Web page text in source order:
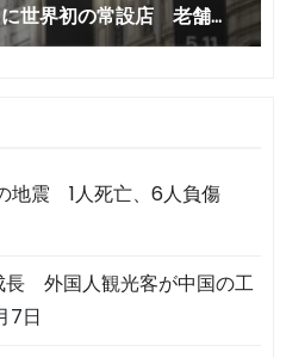
地震 1人死亡、6人負傷
長 外国人観光客が中国の工
7日